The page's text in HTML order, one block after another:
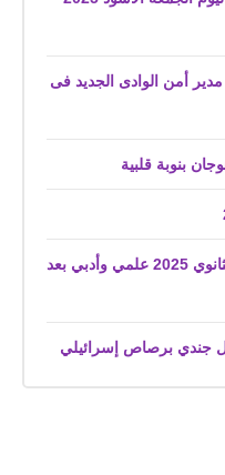
مدير أمن الوادى الجديد فى
بنوبة قلبية
جدول امتحانات الصف الثالث الثانوي 2025 علمي وأدبي بعد
جندي برصاص إسرائيلي